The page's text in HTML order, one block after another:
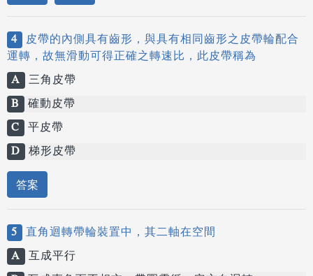
4 皮帶的內側具有齒形，與具有相同齒形之皮帶輪配合
運轉，故無滑動可得正確之轉速比，此皮帶稱為
A 三角皮帶
B 確動皮帶
C 平皮帶
D 梯形皮帶
答案
5 直角迴轉帶輪裝置中，其二軸在空間
A 互成平行